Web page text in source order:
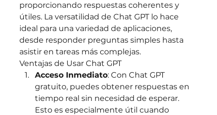
proporcionando respuestas coherentes y
útiles. La versatilidad de Chat GPT lo hace
ideal para una variedad de aplicaciones,
desde responder preguntas simples hasta
asistir en tareas más complejas.
Ventajas de Usar Chat GPT
Acceso Inmediato: Con Chat GPT
gratuito, puedes obtener respuestas en
tiempo real sin necesidad de esperar.
Esto es especialmente útil cuando